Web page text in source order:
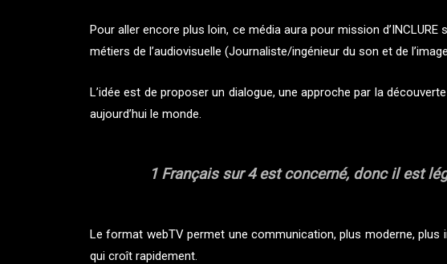
Pour aller encore plus loin, ce média aura pour mission
métiers de l’audiovisuelle (Journaliste/ingénieur du son et de
L’idée est de proposer un dialogue, une approche par la
aujourd’hui le monde.
1 Français sur 4 est concerné, donc il est
Le format webTV permet une communication, plus moderne,
qui croît rapidement.